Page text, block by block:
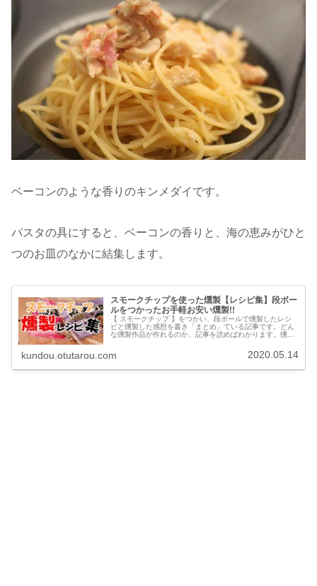
ベーコンのような香りのキンメダイです。
パスタの具にすると、ベーコンの香りと、海の恵みがひと
つのお皿のなかに結集します。
スモークチップを使った燻製【レシピ集】段ボー
ルをつかったお手軽お安い燻製!!
【 スモークチップ 】をつかい、段ボールで燻製したレシ
ピと燻製した感想を書き「まとめ」ている記事です。どん
な燻製作品が作れるのか、記事を読めばわかります。燻製
kundou.otutarou.com 2020.05.14